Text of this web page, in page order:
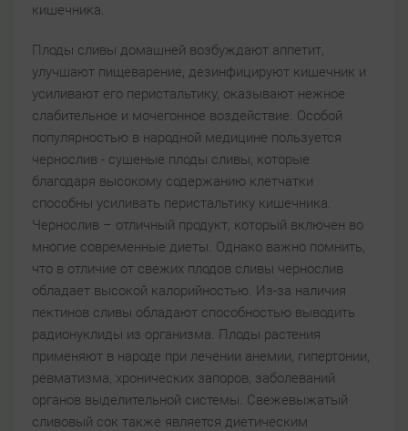
кишечника.
Плоды сливы домашней возбуждают аппетит,
улучшают пищеварение, дезинфицируют кишечник и
усиливают его перистальтику, оказывают нежное
слабительное и мочегонное воздействие. Особой
популярностью в народной медицине пользуется
чернослив - сушеные плоды сливы, которые
благодаря высокому содержанию клетчатки
способны усиливать перистальтику кишечника.
Чернослив – отличный продукт, который включен во
многие современные диеты. Однако важно помнить,
что в отличие от свежих плодов сливы чернослив
обладает высокой калорийностью. Из-за наличия
пектинов сливы обладают способностью выводить
радионуклиды из организма. Плоды растения
применяют в народе при лечении анемии, гипертонии,
ревматизма, хронических запоров, заболеваний
органов выделительной системы. Свежевыжатый
сливовый сок также является диетическим